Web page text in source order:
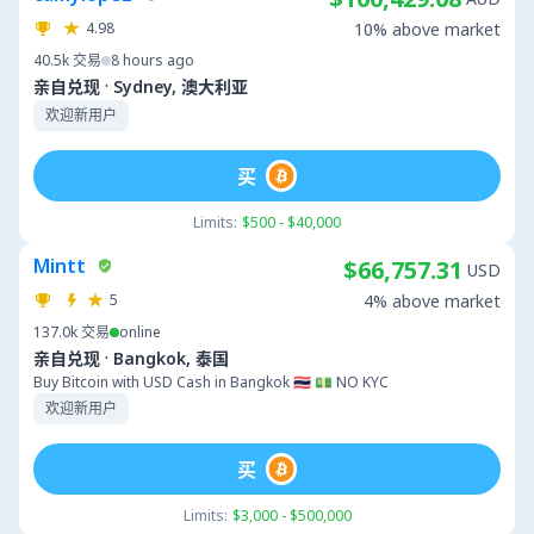
4.98
40.5k交易 8 hours ago
亲自兑现 · Sydney, 澳大利亚
欢迎新用户
10% above market
Limits: $500 - $40,000
买
Mintt
5
137.0k交易 online
亲自兑现 · Bangkok, 泰国
Buy Bitcoin with USD Cash in Bangkok 🇹🇭 💵 NO KYC
欢迎新用户
$66,757.31 USD
4% above market
Limits: $3,000 - $500,000
买